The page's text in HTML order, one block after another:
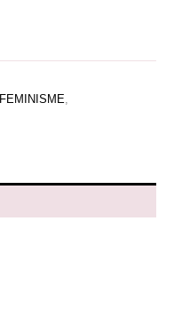
FEMINISME